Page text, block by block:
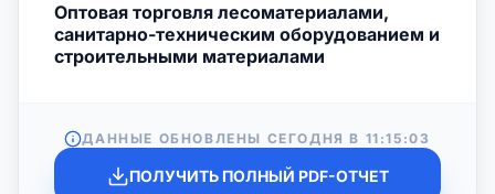
Оптовая торговля лесоматериалами,
санитарно-техническим оборудованием и
строительными материалами
ДАННЫЕ ОБНОВЛЕНЫ СЕГОДНЯ В 11:15:03
ПОЛУЧИТЬ ПОЛНЫЙ PDF-ОТЧЕТ